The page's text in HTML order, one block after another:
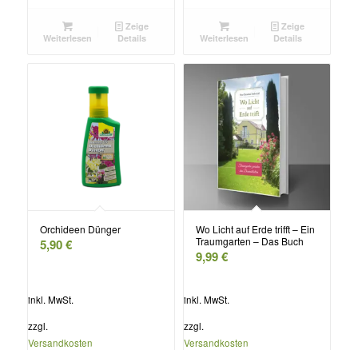
Weiterlesen
Zeige
Details
Weiterlesen
Zeige
Details
Orchideen Dünger
5,90€
inkl. MwSt.
zzgl.
Versandkosten
Wo Licht auf Erde trifft – Ein
Traumgarten – Das Buch
9,99€
inkl. MwSt.
zzgl.
Versandkosten